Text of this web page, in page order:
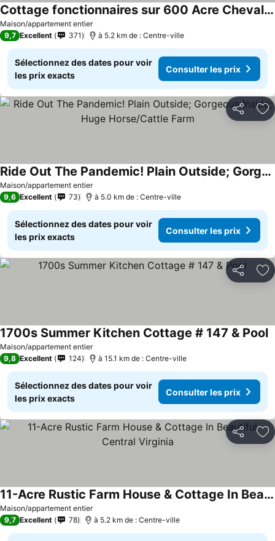
Maison/appartement entier
Cottage fonctionnaires sur 600 Acre Cheval de travail / Bovins immobilière
Consulter les prix
9,7 Excellent 371 à 5.2 km de : Centre-ville
Sélectionnez des dates pour voir
les prix exacts
Consulter les prix
Partager
Maison/appartement entier
Ride Out The Pandemic! Plain Outside; Gorgeous Inside; Huge Horse/Cattle Farm
Consulter les prix
9,6 Excellent 73 à 5.0 km de : Centre-ville
Sélectionnez des dates pour voir
les prix exacts
Consulter les prix
Partager
Maison/appartement entier
1700s Summer Kitchen Cottage # 147 & Pool
9,8 Excellent 124 à 15.1 km de : Centre-ville
Sélectionnez des dates pour voir
les prix exacts
Consulter les prix
Partager
Maison/appartement entier
11-Acre Rustic Farm House & Cottage In Beautiful Central Virginia
Consulter les prix
9,7 Excellent 78 à 5.2 km de : Centre-ville